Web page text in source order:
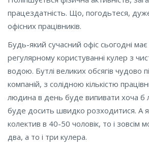
працездатність. Що, погодьтеся,
офісних працівників.
Будь-який сучасний офіс сьогодні
регулярному користуванні кулер з
водою. Бутлі великих обсягів чудово
компаній, з солідною кількістю
людина в день буде випивати хоча б
буде досить швидко розходитися. А
колектив в 40-50 чоловік, то і зовсім
два, а то і три кулера.